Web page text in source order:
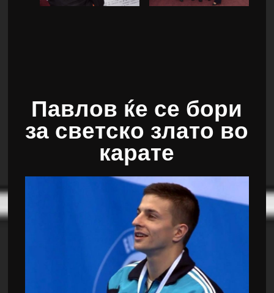
Павлов ќе се бори
за светско злато во
карате